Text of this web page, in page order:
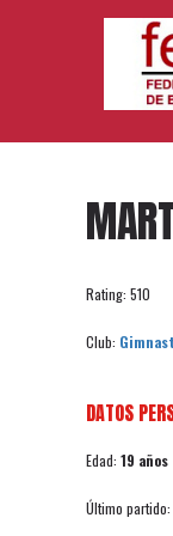
Rating: 510
Club:
DATOS
Edad: 19 años
Último partido: